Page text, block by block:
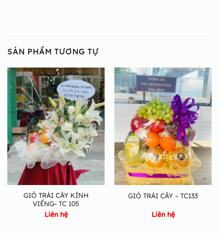
SẢN PHẨM TƯƠNG TỰ
GIỎ TRÁI CÂY KÍNH
VIẾNG- TC 105
Liên hệ
GIỎ TRÁI CÂY – TC133
Liên hệ